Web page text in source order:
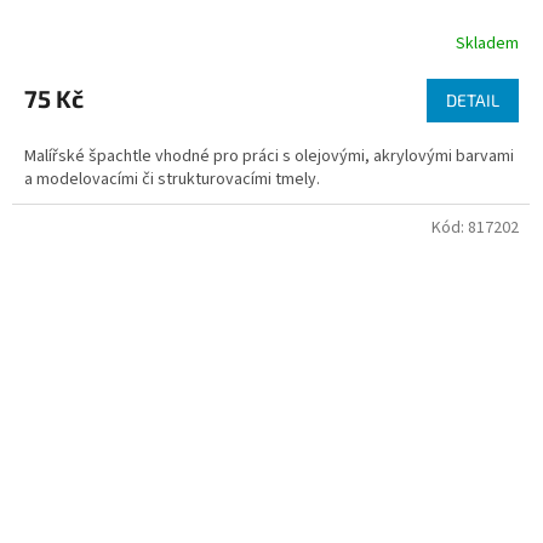
Skladem
75 Kč DETAIL
Malířské špachtle vhodné pro práci s olejovými, akrylovými barvami
a modelovacími či strukturovacími tmely.
Kód: 817202